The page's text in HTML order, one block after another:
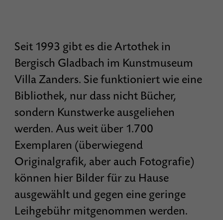
Seit 1993 gibt es die Artothek in
Bergisch Gladbach im Kunstmuseum
Villa Zanders. Sie funktioniert wie eine
Bibliothek, nur dass nicht Bücher,
sondern Kunstwerke ausgeliehen
werden. Aus weit über 1.700
Exemplaren (überwiegend
Originalgrafik, aber auch Fotografie)
können hier Bilder für zu Hause
ausgewählt und gegen eine geringe
Leihgebühr mitgenommen werden.